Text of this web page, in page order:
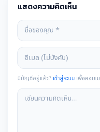
แสดงความคิดเห็น
มีบัญชีอยู่แล้ว?เข้าสู่ระบบ เพื่อคอม